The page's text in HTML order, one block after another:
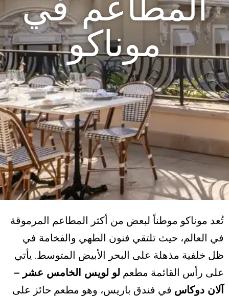
موناكو
تُعد موناكو موطناً لبعض من أكثر المطاعم المرموقة
في العالم، حيث تلتقي فنون الطهي والفخامة في
ظل خلفية مذهلة على البحر الأبيض المتوسط. يأتي
على رأس القائمة مطعم لو لويس الخامس عشر –
آلان دوكاس في فندق باريس، وهو مطعم حائز على